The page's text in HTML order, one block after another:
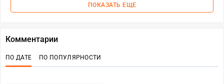
ПОКАЗАТЬ ЕЩЕ
Комментарии
ПО ДАТЕ ПО ПОПУЛЯРНОСТИ